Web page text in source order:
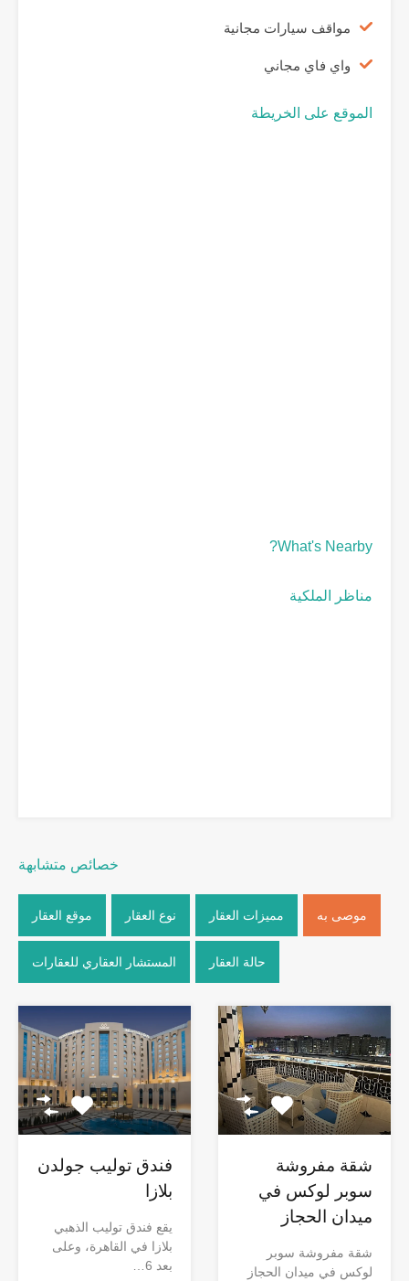
مواقف سيارات مجانية
واي فاي مجاني
الموقع على الخريطة
What's Nearby?
مناظر الملكية
خصائص متشابهة
موصى به مميزات العقار نوع العقار موقع العقار
حالة العقار المستشار العقاري للعقارات
شقة مفروشة
سوبر لوكس في
ميدان الحجاز
شقة مفروشة سوبر
لوكس في ميدان الحجاز
فندق توليب جولدن
بلازا
يقع فندق توليب الذهبي
بلازا في القاهرة، وعلى
بعد 6…